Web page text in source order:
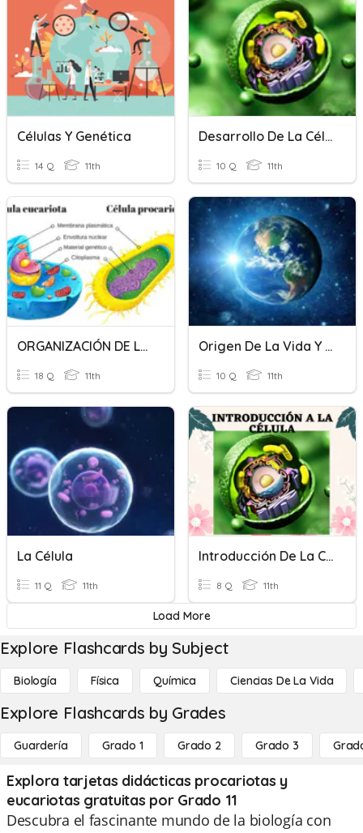
Células Y Genética
14 Q 11th
Desarrollo De La Célula
10 Q 11th
ORGANIZACIÓN DE LA CÉLULA 5º SEC
18 Q 11th
Origen De La Vida Y La Célula
10 Q 11th
La Célula
11 Q 11th
Introducción De La Célula SP
8 Q 11th
Load More
Explore Flashcards by Subject
Biología Física Química Ciencias De La Vida
Explore Flashcards by Grades
Guardería Grado 1 Grado 2 Grado 3
Explora tarjetas didácticas procariotas y
eucariotas gratuitas por Grado 11
Descubra el fascinante mundo de la biología con